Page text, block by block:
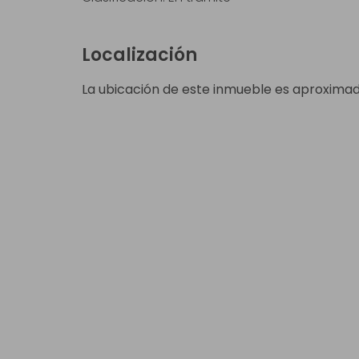
Localización
La ubicación de este inmueble es